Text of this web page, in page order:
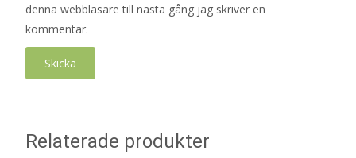
denna webbläsare till nästa gång jag skriver en
kommentar.
Relaterade produkter